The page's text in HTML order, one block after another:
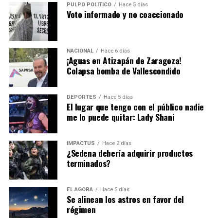
Hasta la fecha todavía es un misterio el motivo de la
renuncia de
Alfredo Vázquez… pero es de sabios
cambiar de opinión y la decisión está en el escritorio de
Pedro Rodríguez
30 agresores de mujeres y brindado 6 mil atenciones
psicológicas y jurídicas.
En la Cuauhtémoc existen puntos donde se
comercializan autopartes de dudosa procedencia, como
las colonias Doctores, Buenos Aires o Peralvillo.
un trabajo conjunto.
PULPO POLÍTICO Hace 5 días
Voto informado y no coaccionado
NACIONAL Hace 6 días
¡Aguas en Atizapán de Zaragoza!
Colapsa bomba de Vallescondido
DEPORTES Hace 5 días
El lugar que tengo con el público nadie
me lo puede quitar: Lady Shani
IMPACTUS Hace 2 días
¿Sedena debería adquirir productos
terminados?
EL ÁGORA Hace 5 días
Se alinean los astros en favor del
régimen